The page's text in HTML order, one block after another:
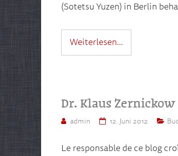
(Sotetsu Yuzen) in Berlin
Weiterlesen…
Dr. Klaus
admin 12. Juni 2012
Le responsable de ce blog